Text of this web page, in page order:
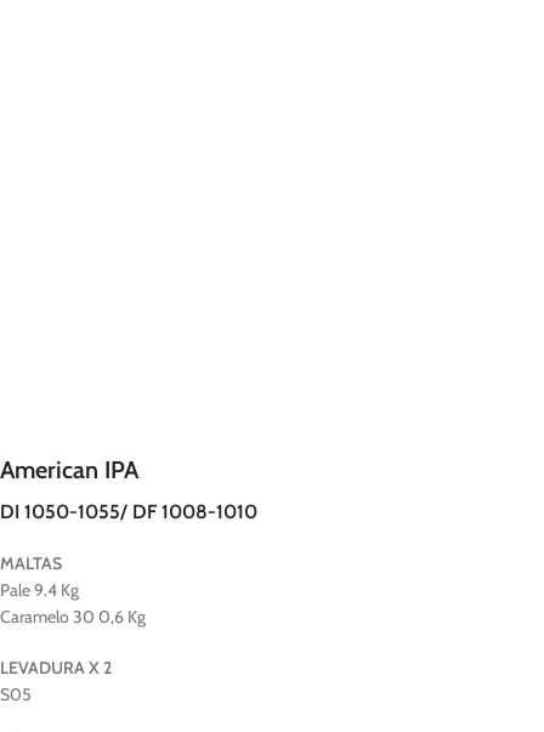
American IPA
DI 1050-1055/ DF 1008-1010
MALTAS
Pale 9.4 Kg
Caramelo 30 0,6 Kg
LEVADURA X 2
S05